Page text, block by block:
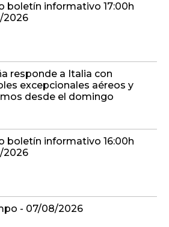
boletín informativo 17:00h
2026
responde a Italia con
excepcionales aéreos y
desde el domingo
boletín informativo 16:00h
2026
- 07/08/2026